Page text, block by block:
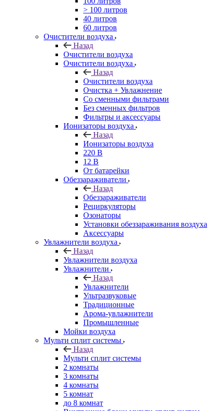
> 100 литров
40 литров
60 литров
Очистители воздуха
Назад
Очистители воздуха
Очистители воздуха
Назад
Очистители воздуха
Очистка + Увлажнение
Cо сменными фильтрами
Без сменных фильтров
Фильтры и аксессуары
Ионизаторы воздуха
Назад
Ионизаторы воздуха
220 В
12 В
От батарейки
Обеззараживатели
Назад
Обеззараживатели
Рециркуляторы
Озонаторы
Установки обеззараживания воздуха
Аксессуары
Увлажнители воздуха
Назад
Увлажнители воздуха
Увлажнители
Назад
Увлажнители
Ультразвуковые
Традиционные
Арома-увлажнители
Промышленные
Мойки воздуха
Мульти сплит системы
Назад
Мульти сплит системы
2 комнаты
3 комнаты
4 комнаты
5 комнат
до 8 комнат